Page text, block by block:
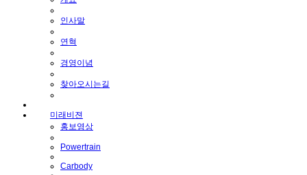
인사말
연혁
경영이념
찾아오시는길
미래비젼
홍보영상
Powertrain
Carbody